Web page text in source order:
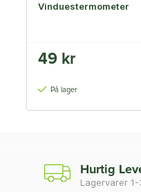
Vinduestermometer
49 kr
På lager
Hurtig
Lagervarer